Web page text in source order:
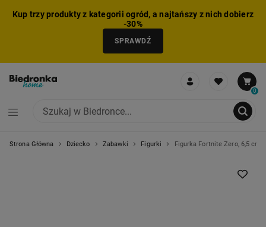
Kup trzy produkty z kategorii ogród, a najtańszy z nich dobierz
-30%
SPRAWDŹ
0
Strona Główna Dziecko Zabawki Figurki Figurka Fortnite Zero, 6,5 cm,